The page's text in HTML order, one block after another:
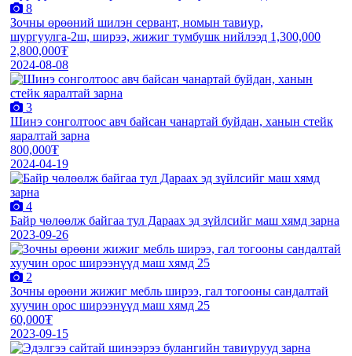
8
Зочны өрөөний шилэн сервант, номын тавиур,
шургуулга-2ш, ширээ, жижиг тумбушк нийлээд 1,300,000
2,800,000₮
2024-08-08
3
Шинэ сонголтоос авч байсан чанартай буйдан, ханын стейк
яаралтай зарна
800,000₮
2024-04-19
4
Байр чөлөөлж байгаа тул Дараах эд зүйлсийг маш хямд зарна
2023-09-26
2
Зочны өрөөни жижиг мебль ширээ, гал тогооны сандалтай
хуучин орос ширээнүүд маш хямд 25
60,000₮
2023-09-15